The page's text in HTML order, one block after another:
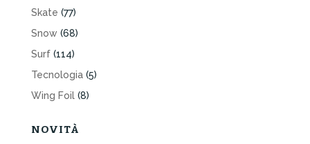
Skate (77)
Snow (68)
Surf (114)
Tecnologia (5)
Wing Foil (8)
NOVITÀ